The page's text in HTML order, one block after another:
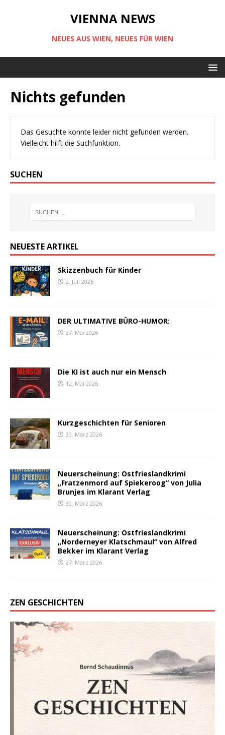
VIENNA NEWS
NEUES AUS WIEN, NEUES FÜR WIEN
Nichts gefunden
Das Gesuchte konnte leider nicht gefunden werden.
Vielleicht hilft die Suchfunktion.
SUCHEN
NEUESTE ARTIKEL
Skizzenbuch für Kinder
2. Juli 2026
DER ULTIMATIVE BÜRO-HUMOR:
27. Mai 2026
Die KI ist auch nur ein Mensch
12. Mai 2026
Kurzgeschichten für Senioren
30. März 2026
Neuerscheinung: Ostfrieslandkrimi
„Fratzenmord auf Spiekeroog“ von Julia
Brunjes im Klarant Verlag
30. März 2026
Neuerscheinung: Ostfrieslandkrimi
„Norderneyer Klatschmaul“ von Alfred
Bekker im Klarant Verlag
27. März 2026
ZEN GESCHICHTEN